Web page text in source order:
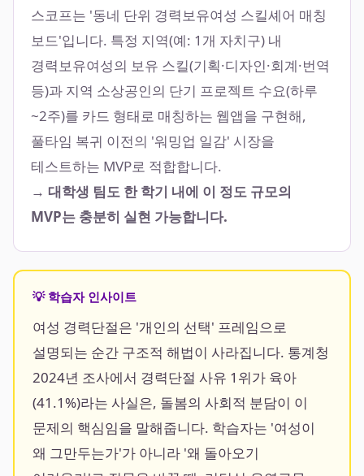
스코프는 '동네 단위 경력보유여성 스킬셰어 매칭
보드'입니다. 특정 지역(예: 1개 자치구) 내
경력보유여성의 보유 스킬(기획·디자인·회계·번역
등)과 지역 소상공인의 단기 프로젝트 수요(하루
~2주)를 카드 형태로 매칭하는 웹앱을 구현해,
풀타임 복귀 이전의 '워밍업 일감' 시장을
테스트하는 MVP로 적합합니다.
→ 대학생 팀도 한 학기 내에 이 정도 규모의
MVP는 충분히 실현 가능합니다.
💡 학습자 인사이트
여성 경력단절은 '개인의 선택' 프레임으로
설명되는 순간 구조적 해법이 사라집니다. 통계청
2024년 조사에서 경력단절 사유 1위가 육아
(41.1%)라는 사실은, 돌봄의 사회적 분담이 이
문제의 핵심임을 말해줍니다. 학습자는 '여성이
왜 그만두는가'가 아니라 '왜 돌아오기